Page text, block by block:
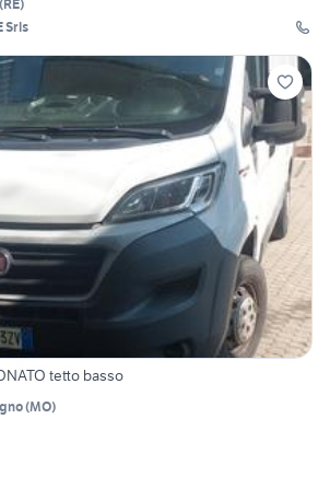
(RE)
Srls
tetto basso
(MO)